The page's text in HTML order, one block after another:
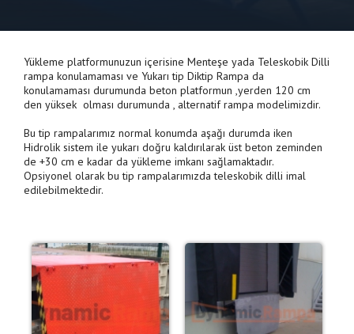
Yükleme platformunuzun içerisine Menteşe yada Teleskobik Dilli
rampa konulamaması ve Yukarı tip Diktip Rampa da
konulamaması durumunda beton platformun ,yerden 120 cm
den yüksek olması durumunda , alternatif rampa modelimizdir.
Bu tip rampalarımız normal konumda aşağı durumda iken
Hidrolik sistem ile yukarı doğru kaldırılarak üst beton zeminden
de +30 cm e kadar da yükleme imkanı sağlamaktadır.
Opsiyonel olarak bu tip rampalarımızda teleskobik dilli imal
edilebilmektedir.